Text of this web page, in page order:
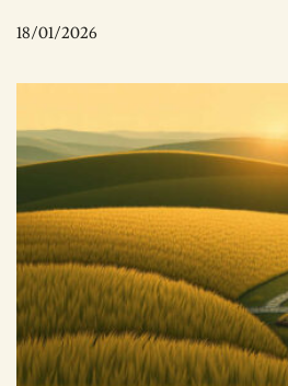
18/01/2026